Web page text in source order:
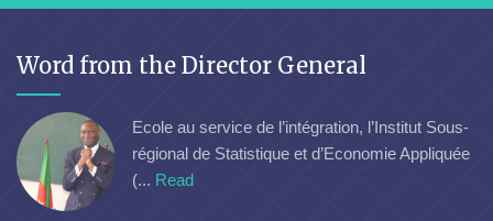
Word from the Director General
Ecole au service de l’intégration, l’Institut Sous-
régional de Statistique et d’Economie Appliquée
(... Read